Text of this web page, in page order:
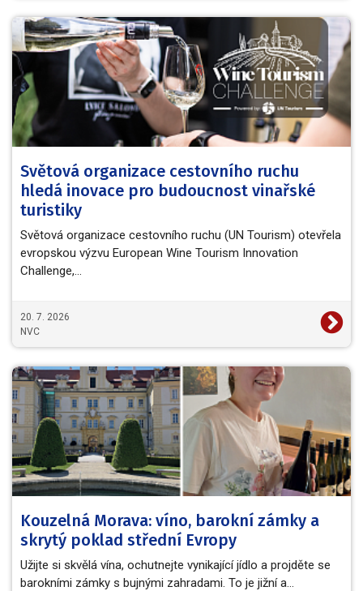
Světová organizace cestovního ruchu
hledá inovace pro budoucnost vinařské
turistiky
Světová organizace cestovního ruchu (UN Tourism) otevřela
evropskou výzvu European Wine Tourism Innovation
Challenge,…
20. 7. 2026
NVC
Kouzelná Morava: víno, barokní zámky a
skrytý poklad střední Evropy
Užijte si skvělá vína, ochutnejte vynikající jídlo a projděte se
barokními zámky s bujnými zahradami. To je jižní a…